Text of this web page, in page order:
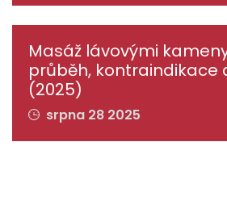
Masáž lávovými
průběh, kontraindikace
(2025)
srpna 28 2025